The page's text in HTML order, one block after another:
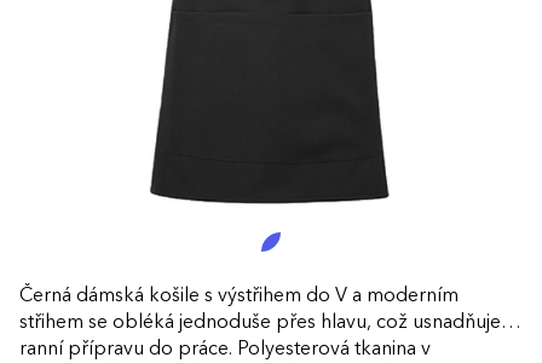
Černá dámská košile s výstřihem do V a moderním
střihem se obléká jednoduše přes hlavu, což usnadňuje
ranní přípravu do práce. Polyesterová tkanina v